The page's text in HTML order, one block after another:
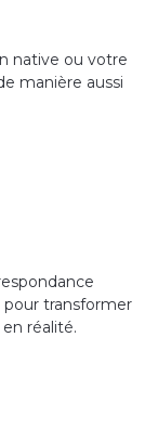
native ou votre
manière aussi
transformer
réalité.